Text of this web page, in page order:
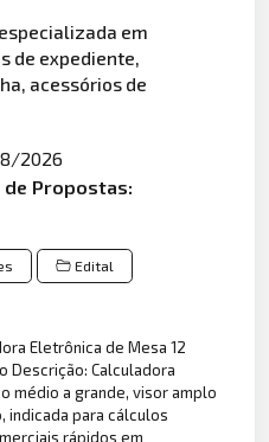
em
de expediente,
acessórios de
2026
de Propostas:
Edital
Eletrônica de Mesa 12
Descrição: Calculadora
médio a grande, visor amplo
indicada para cálculos
rápidos em